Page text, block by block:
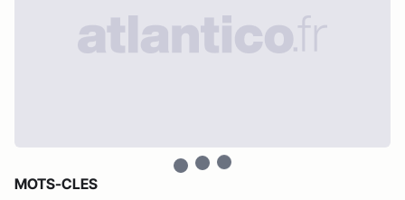
MOTS-CLES